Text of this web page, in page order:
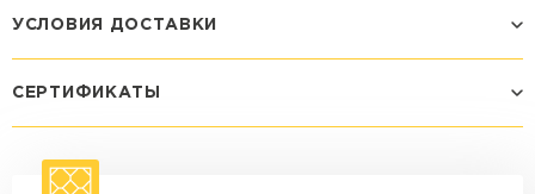
УСЛОВИЯ ДОСТАВКИ
макс. длина груза 4 м
СЕРТИФИКАТЫ